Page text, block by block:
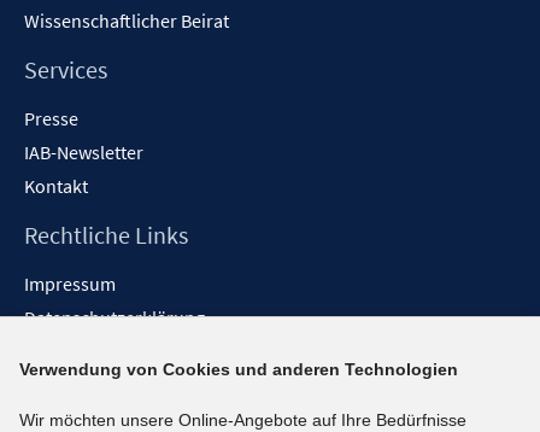
Wissenschaftlicher Beirat
Services
Presse
IAB-Newsletter
Kontakt
Rechtliche Links
Impressum
Datenschutzerklärung
Barrieren melden
Verwendung von Cookies und anderen Technologien
Wir möchten unsere Online-Angebote auf Ihre Bedürfnisse